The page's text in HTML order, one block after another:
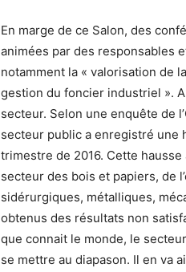
En marge de ce Salon, des
animées par des responsables
notamment la « valorisation de
gestion du foncier industriel ».
secteur. Selon une enquête de
secteur public a enregistré une
trimestre de 2016. Cette
secteur des bois et papiers, de
sidérurgiques, métalliques,
obtenus des résultats non
que connait le monde, le
se mettre au diapason. Il en va